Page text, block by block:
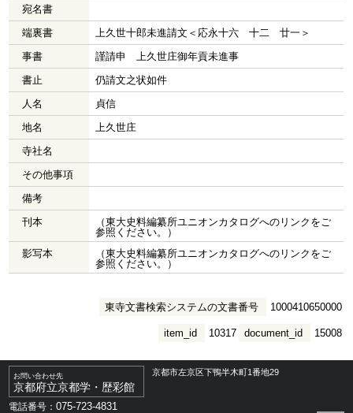
宛名書
端裏書
上久世十郎未進請文＜応永十六 十二 廿一＞
事書
謹請申 上久世庄御年貢未進事
書止
仍請文之状如件
人名
貞信
地名
上久世庄
寺社名
その他事項
備考
刊本
（東大史料編纂所ユニオンカタログへのリンクをご
参照ください。）
影写本
（東大史料編纂所ユニオンカタログへのリンクをご
参照ください。）
東寺文書検索システムの文書番号 1000410650000
document_id 15008
item_id 10317
お問い合わせ先
京都府立京都学・歴彩館
京都市左京区下鴨半木町1番地29
電話番号：075-723-4831